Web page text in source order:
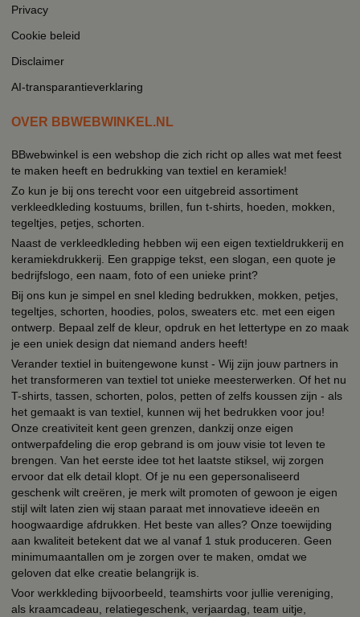
Privacy
Cookie beleid
Disclaimer
AI-transparantieverklaring
OVER BBWEBWINKEL.NL
BBwebwinkel is een webshop die zich richt op alles wat met feest
te maken heeft en bedrukking van textiel en keramiek!
Zo kun je bij ons terecht voor een uitgebreid assortiment
verkleedkleding kostuums, brillen, fun t-shirts, hoeden, mokken,
tegeltjes, petjes, schorten.
Naast de verkleedkleding hebben wij een eigen textieldrukkerij en
keramiekdrukkerij. Een grappige tekst, een slogan, een quote je
bedrijfslogo, een naam, foto of een unieke print?
Bij ons kun je simpel en snel kleding bedrukken, mokken, petjes,
tegeltjes, schorten, hoodies, polos, sweaters etc. met een eigen
ontwerp. Bepaal zelf de kleur, opdruk en het lettertype en zo maak
je een uniek design dat niemand anders heeft!
Verander textiel in buitengewone kunst - Wij zijn jouw partners in
het transformeren van textiel tot unieke meesterwerken. Of het nu
T-shirts, tassen, schorten, polos, petten of zelfs koussen zijn - als
het gemaakt is van textiel, kunnen wij het bedrukken voor jou!
Onze creativiteit kent geen grenzen, dankzij onze eigen
ontwerpafdeling die erop gebrand is om jouw visie tot leven te
brengen. Van het eerste idee tot het laatste stiksel, wij zorgen
ervoor dat elk detail klopt. Of je nu een gepersonaliseerd
geschenk wilt creëren, je merk wilt promoten of gewoon je eigen
stijl wilt laten zien wij staan paraat met innovatieve ideeën en
hoogwaardige afdrukken. Het beste van alles? Onze toewijding
aan kwaliteit betekent dat we al vanaf 1 stuk produceren. Geen
minimumaantallen om je zorgen over te maken, omdat we
geloven dat elke creatie belangrijk is.
Voor werkkleding bijvoorbeeld, teamshirts voor jullie vereniging,
als kraamcadeau, relatiegeschenk, verjaardag, team uitje,